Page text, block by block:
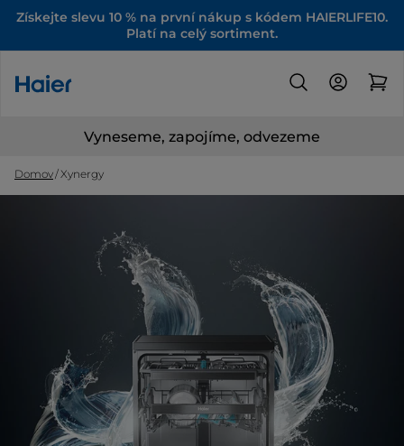
Získejte slevu 10 % na první nákup s kódem HAIERLIFE10.
Platí na celý sortiment.
Vyneseme, zapojíme, odvezeme
Domov Xynergy